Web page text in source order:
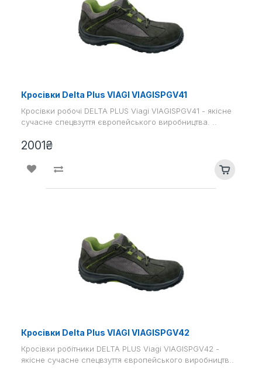
Кросівки Delta Plus VIAGI VIAGISPGV41
Кросівки робочі DELTA PLUS Viagi VIAGISPGV41 - якісне
сучасне спецвзуття європейського виробництва. ..
2001₴
Кросівки Delta Plus VIAGI VIAGISPGV42
Кросівки робітники DELTA PLUS Viagi VIAGISPGV42 -
якісне сучасне спецвзуття європейського виробництв..